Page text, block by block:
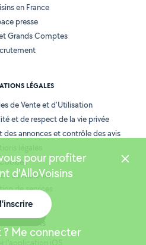
en France
presse
Grands Comptes
LÉGALES
de Vente et d'Utilisation
et de respect de la vie privée
des annonces et contrôle des avis
de matériel
de services
pour profiter
d'AlloVoisins
? Me connecter